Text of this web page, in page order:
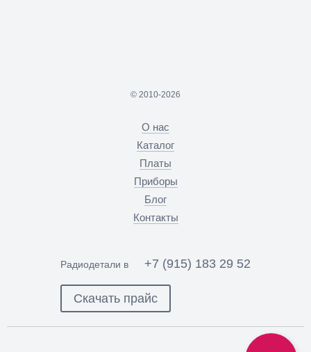
© 2010-2026
О нас
Каталог
Платы
Приборы
Блог
Контакты
Радиодетали в +7 (915) 183 29 52
Скачать прайс